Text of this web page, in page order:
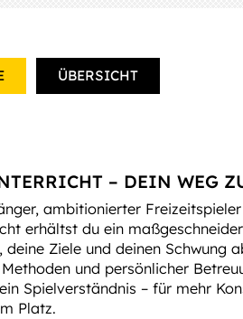
ÜBERSICHT
– DEIN WEG
ambitionierter
erhältst du ein
deine Ziele und deinen Schwung
und persönlicher
Spielverständnis – für mehr
Platz.